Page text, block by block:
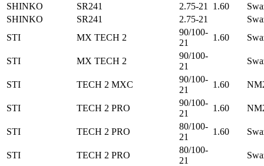
SHINKO
SR241 2.75-21 1.60
SHINKO
SR241 2.75-21
STI
MX TECH 2
90/100-
21
1.60
STI MX TECH 2
90/100-
21
STI TECH 2 MXC
90/100-
21
1.60
STI TECH 2 PRO
90/100-
21
1.60
STI TECH 2 PRO
80/100-
21
1.60
STI TECH 2 PRO
80/100-
21